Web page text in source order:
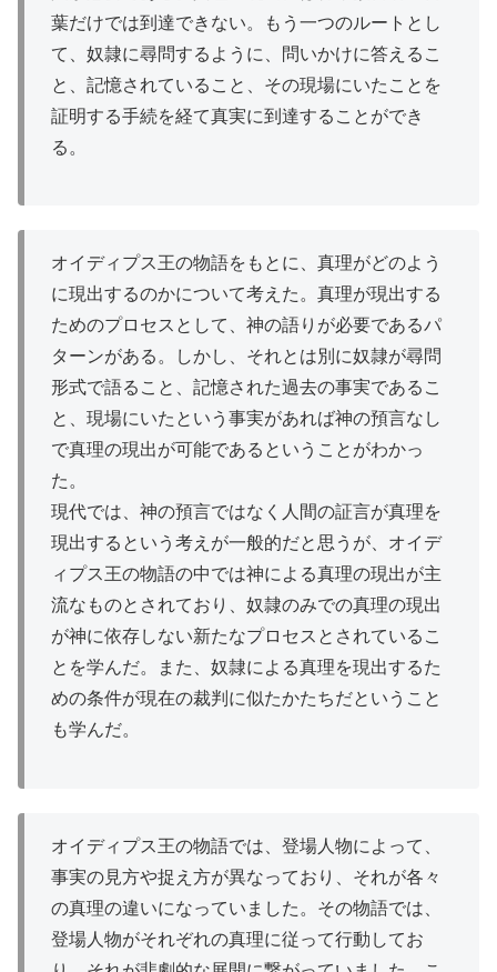
葉だけでは到達できない。もう一つのルートとし
て、奴隷に尋問するように、問いかけに答えるこ
と、記憶されていること、その現場にいたことを
証明する手続を経て真実に到達することができ
る。
オイディプス王の物語をもとに、真理がどのよう
に現出するのかについて考えた。真理が現出する
ためのプロセスとして、神の語りが必要であるパ
ターンがある。しかし、それとは別に奴隷が尋問
形式で語ること、記憶された過去の事実であるこ
と、現場にいたという事実があれば神の預言なし
で真理の現出が可能であるということがわかっ
た。
現代では、神の預言ではなく人間の証言が真理を
現出するという考えが一般的だと思うが、オイデ
ィプス王の物語の中では神による真理の現出が主
流なものとされており、奴隷のみでの真理の現出
が神に依存しない新たなプロセスとされているこ
とを学んだ。また、奴隷による真理を現出するた
めの条件が現在の裁判に似たかたちだということ
も学んだ。
オイディプス王の物語では、登場人物によって、
事実の見方や捉え方が異なっており、それが各々
の真理の違いになっていました。その物語では、
登場人物がそれぞれの真理に従って行動してお